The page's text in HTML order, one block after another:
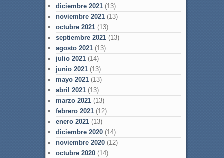
diciembre 2021(13)
noviembre 2021(13)
octubre 2021(13)
septiembre 2021(13)
agosto 2021(13)
julio 2021(14)
junio 2021(13)
mayo 2021(13)
abril 2021(13)
marzo 2021(13)
febrero 2021(12)
enero 2021(13)
diciembre 2020(14)
noviembre 2020(12)
octubre 2020(14)